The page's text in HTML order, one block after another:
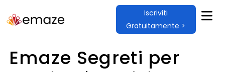
Iscriviti
Gratuitamente >
Emaze Segreti per